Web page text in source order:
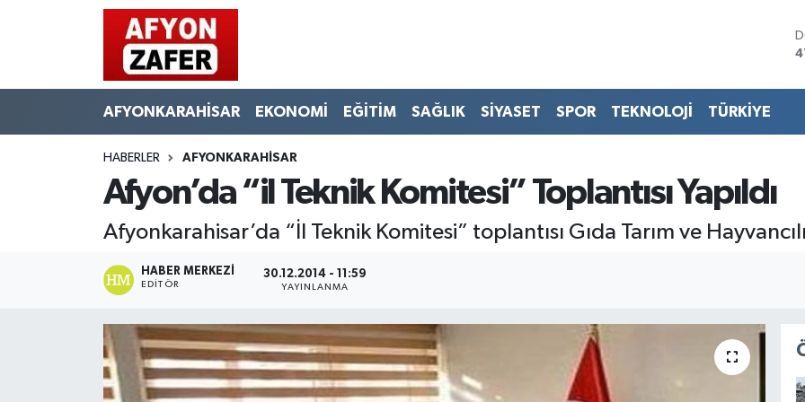
AFYONKARAHİSAR EKONOMİ EĞİTİM SAĞLIK SİYASET SPOR TEKNOLOJİ TÜRKİYE
HABERLER AFYONKARAHİSAR
Afyon’da “il Teknik Komitesi” Toplantısı Yapıldı
Afyonkarahisar’da “İl Teknik Komitesi” toplantısı Gıda Tarım ve
HABER MERKEZI
EDITÖR
30.12.2014 - 11:59
YAYINLANMA